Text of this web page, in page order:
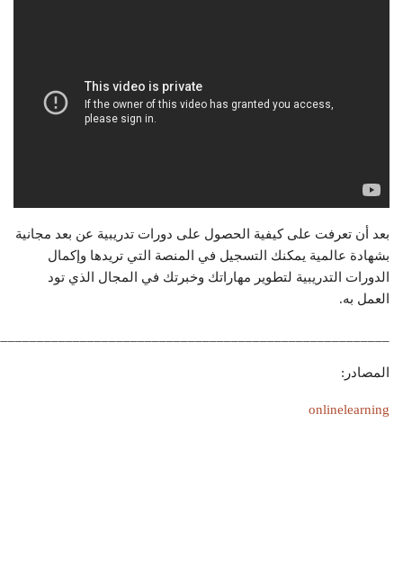
بعد أن تعرفت على كيفية الحصول على دورات تدريبية عن بعد مجانية
بشهادة عالمية يمكنك التسجيل في المنصة التي تريدها وإكمال
الدورات التدريبية لتطوير مهاراتك وخبرتك في المجال الذي تود
العمل به.
المصادر:
onlinelearning